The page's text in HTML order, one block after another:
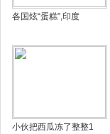
各国炫“蛋糕”,印度
小伙把西瓜冻了整整1